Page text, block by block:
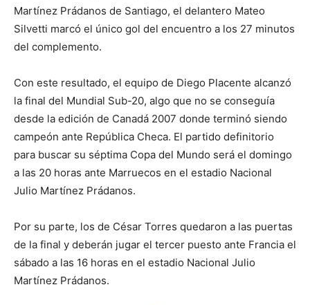
Martínez Prádanos de Santiago, el delantero Mateo
Silvetti marcó el único gol del encuentro a los 27 minutos
del complemento.
Con este resultado, el equipo de Diego Placente alcanzó
la final del Mundial Sub-20, algo que no se conseguía
desde la edición de Canadá 2007 donde terminó siendo
campeón ante República Checa. El partido definitorio
para buscar su séptima Copa del Mundo será el domingo
a las 20 horas ante Marruecos en el estadio Nacional
Julio Martínez Prádanos.
Por su parte, los de César Torres quedaron a las puertas
de la final y deberán jugar el tercer puesto ante Francia el
sábado a las 16 horas en el estadio Nacional Julio
Martínez Prádanos.